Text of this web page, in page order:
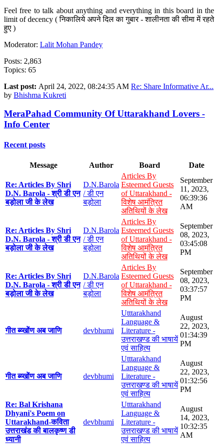
Feel free to talk about anything and everything in this board in the
limit of decency ( निकालिये अपने दिल का गुबार - शालीनता की सीमा में रहते
हुए )
Moderator: Lalit Mohan Pandey
Posts: 2,863
Topics: 65
Last post: April 24, 2022, 08:24:35 AM Re: Share Informative Ar...
by Bhishma Kukreti
MeraPahad Community Of Uttarakhand Lovers -
Info Center
Recent posts
Message Author Board Date
Re: Articles By Shri
D.N. Barola - श्री डी एन
बड़ोला जी के लेख
D.N.Barola
/ डी एन
बड़ोला
Articles By
Esteemed Guests
of Uttarakhand -
विशेष आमंत्रित
अतिथियों के लेख
September
11, 2023,
06:39:36
AM
Re: Articles By Shri
D.N. Barola - श्री डी एन
बड़ोला जी के लेख
D.N.Barola
/ डी एन
बड़ोला
Articles By
Esteemed Guests
of Uttarakhand -
विशेष आमंत्रित
अतिथियों के लेख
September
08, 2023,
03:45:08
PM
Re: Articles By Shri
D.N. Barola - श्री डी एन
बड़ोला जी के लेख
D.N.Barola
/ डी एन
बड़ोला
Articles By
Esteemed Guests
of Uttarakhand -
विशेष आमंत्रित
अतिथियों के लेख
September
08, 2023,
03:37:57
PM
गीत ब्य्खोंण अब जाणि devbhumi
Utttarakhand
Language &
Literature -
उत्तराखण्ड की भाषायें
एवं साहित्य
August
22, 2023,
01:34:39
PM
गीत ब्य्खोंण अब जाणि devbhumi
Utttarakhand
Language &
Literature -
उत्तराखण्ड की भाषायें
एवं साहित्य
August
22, 2023,
01:32:56
PM
Re: Bal Krishana
Dhyani's Poem on
Uttarakhand-कविता
उत्तराखंड की बालकृष्ण डी
ध्यानी
devbhumi
Utttarakhand
Language &
Literature -
उत्तराखण्ड की भाषायें
एवं साहित्य
August
14, 2023,
10:32:35
AM